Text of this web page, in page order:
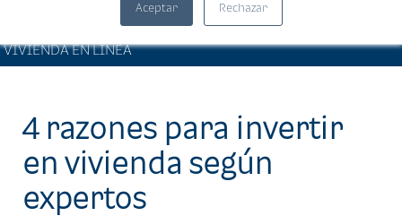
Aceptar Rechazar
VIVIENDA EN LÍNEA
4 razones para invertir
en vivienda según
expertos